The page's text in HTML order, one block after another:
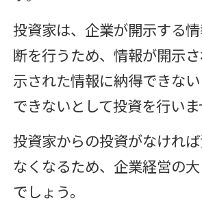
投資家は、企業が開示する
断を行うため、情報が開示
示された情報に納得できな
できないとして投資を行いま
投資家からの投資がなけれ
なくなるため、企業経営の
でしょう。